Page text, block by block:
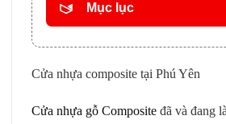
Mục lục
Cửa nhựa composite tại Phú Yên
Cửa nhựa gỗ Composite đã và đang